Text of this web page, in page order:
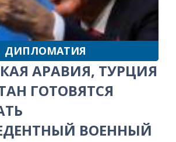
ДИПЛОМАТИЯ
АРАВИЯ, ТУРЦИЯ
ГОТОВЯТСЯ
ВОЕННЫЙ